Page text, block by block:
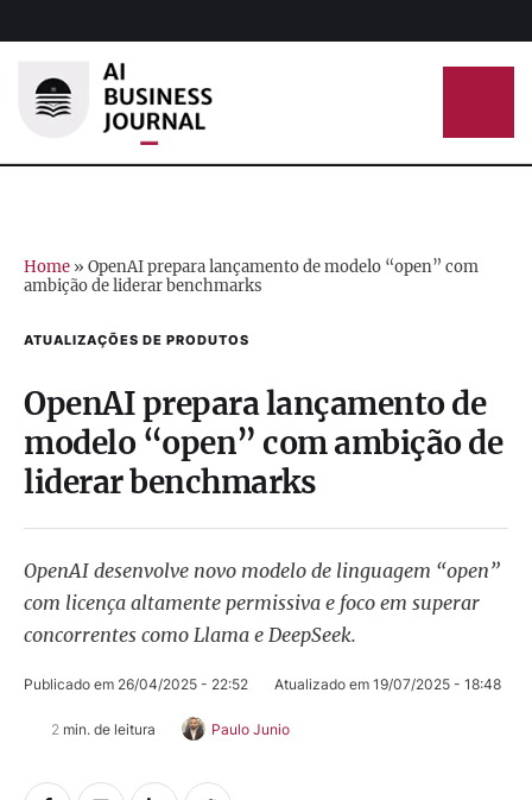
Home » OpenAI prepara lançamento de modelo “open” com
ambição de liderar benchmarks
ATUALIZAÇÕES DE PRODUTOS
OpenAI prepara lançamento de
modelo “open” com ambição de
liderar benchmarks
OpenAI desenvolve novo modelo de linguagem “open”
com licença altamente permissiva e foco em superar
concorrentes como Llama e DeepSeek.
Publicado em 26/04/2025 - 22:52 Atualizado em 19/07/2025 - 18:48
2 min. de leitura Paulo Junio